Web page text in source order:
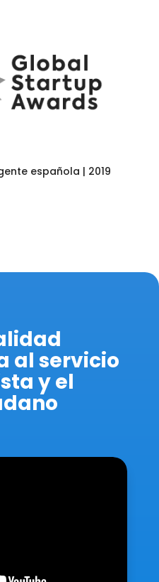
española | 2019
al servicio
y el